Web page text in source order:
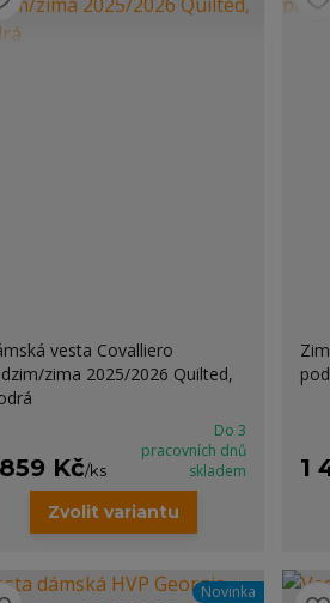
vesta Covalliero
zima 2025/2026 Quilted,
Kč/ks
Do 3
pracovních dnů
skladem
Zvolit variantu
1
Novinka